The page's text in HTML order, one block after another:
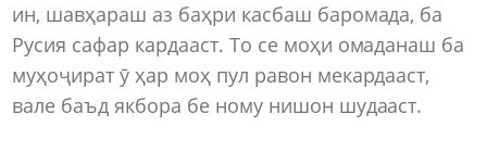
ин, шавҳараш аз баҳри касбаш баромада, ба
Русия сафар кардааст. То се моҳи омаданаш ба
муҳоҷират ӯ ҳар моҳ пул равон мекардааст,
вале баъд якбора бе ному нишон шудааст.